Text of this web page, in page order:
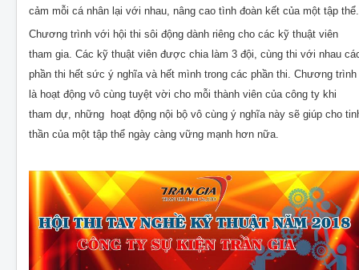
cảm mỗi cá nhân lại với nhau, nâng cao tình đoàn kết của một tập thể.
Chương trình với hội thi sôi động dành riêng cho các kỹ thuật viên
tham gia. Các kỹ thuật viên được chia làm 3 đội, cùng thi với nhau
phần thi hết sức ý nghĩa và hết mình trong các phần thi. Chương trình
là hoạt động vô cùng tuyệt vời cho mỗi thành viên của công ty khi
tham dự, những hoạt động nội bộ vô cùng ý nghĩa này sẽ giúp cho
thần của một tập thể ngày càng vững mạnh hơn nữa.